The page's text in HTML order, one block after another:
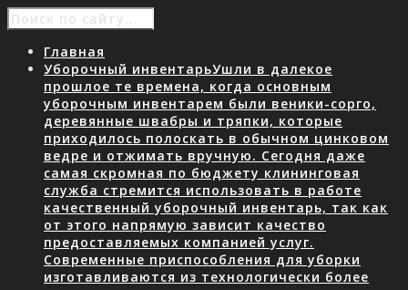
Главная
Уборочный инвентарьУшли в далекое
прошлое те времена, когда основным
уборочным инвентарем были веники-сорго,
деревянные швабры и тряпки, которые
приходилось полоскать в обычном цинковом
ведре и отжимать вручную. Сегодня даже
самая скромная по бюджету клининговая
служба стремится использовать в работе
качественный уборочный инвентарь, так как
от этого напрямую зависит качество
предоставляемых компанией услуг.
Современные приспособления для уборки
изготавливаются из технологически более